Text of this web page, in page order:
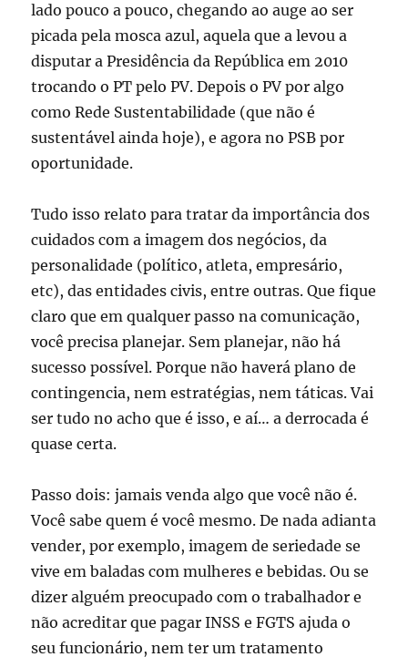
lado pouco a pouco, chegando ao auge ao ser
picada pela mosca azul, aquela que a levou a
disputar a Presidência da República em 2010
trocando o PT pelo PV. Depois o PV por algo
como Rede Sustentabilidade (que não é
sustentável ainda hoje), e agora no PSB por
oportunidade.
Tudo isso relato para tratar da importância dos
cuidados com a imagem dos negócios, da
personalidade (político, atleta, empresário,
etc), das entidades civis, entre outras. Que fique
claro que em qualquer passo na comunicação,
você precisa planejar. Sem planejar, não há
sucesso possível. Porque não haverá plano de
contingencia, nem estratégias, nem táticas. Vai
ser tudo no acho que é isso, e aí… a derrocada é
quase certa.
Passo dois: jamais venda algo que você não é.
Você sabe quem é você mesmo. De nada adianta
vender, por exemplo, imagem de seriedade se
vive em baladas com mulheres e bebidas. Ou se
dizer alguém preocupado com o trabalhador e
não acreditar que pagar INSS e FGTS ajuda o
seu funcionário, nem ter um tratamento